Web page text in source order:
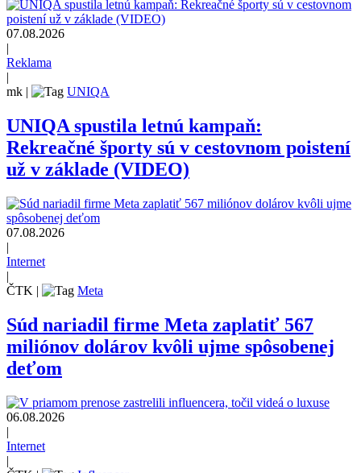
07.08.2026
|
Reklama
|
mk | UNIQA
UNIQA spustila letnú kampaň:
Rekreačné športy sú v cestovnom poistení
už v základe (VIDEO)
07.08.2026
|
Internet
|
ČTK | Meta
Súd nariadil firme Meta zaplatiť 567
miliónov dolárov kvôli ujme spôsobenej
deťom
06.08.2026
|
Internet
|